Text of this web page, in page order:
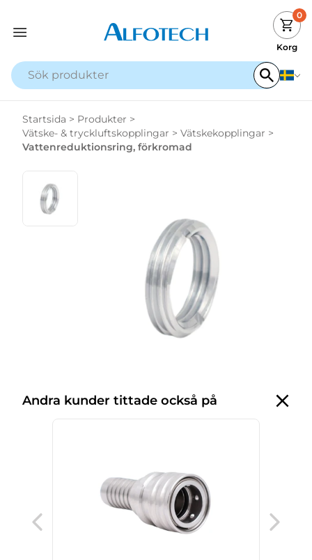
0
Korg
Startsida > Produkter >
Vätske- & tryckluftskopplingar > Vätskekopplingar >
Vattenreduktionsring, förkromad
Andra kunder tittade också på